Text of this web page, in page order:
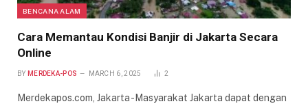
BENCANA ALAM
Cara Memantau Kondisi Banjir di Jakarta Secara
Online
BY MERDEKA-POS MARCH 6, 2025 2
Merdekapos.com, Jakarta -Masyarakat Jakarta dapat dengan